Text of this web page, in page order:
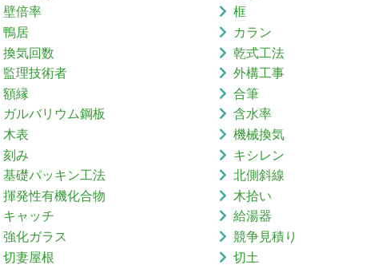
壁倍率
框
鴨居
カラン
換気回数
乾式工法
監理技術者
外構工事
額縁
合筆
ガルバリウム鋼板
含水率
木表
機械換気
刻み
キシレン
基礎パッキン工法
北側斜線
揮発性有機化合物
木拾い
キャッチ
給湯器
強化ガラス
競争見積り
切妻屋根
切土